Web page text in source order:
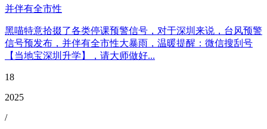
并伴有全市性
黑喵特意拾掇了各类停课预警信号，对于深圳来说，台风预警
信号预发布，并伴有全市性大暴雨，温暖提醒：微信搜刮号
【当地宝深圳升学】，请大师做好...
18
2025
/